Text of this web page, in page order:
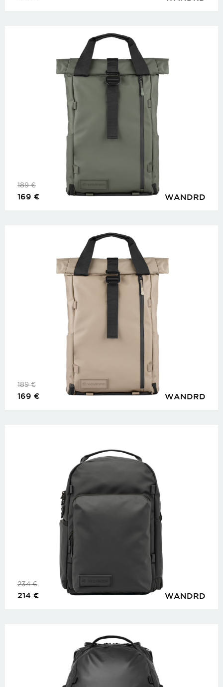
WANDRD
189€
169 €
WANDRD
189€
169 €
WANDRD
234€
214 €